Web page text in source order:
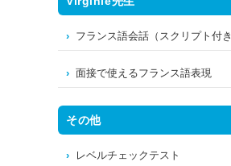
フランス語会話（スクリプト付き
面接で使えるフランス語表現
その他
レベルチェックテスト